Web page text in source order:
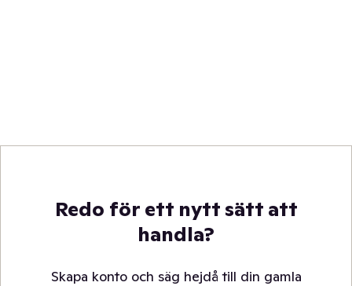
Redo för ett nytt sätt att
handla?
Skapa konto och säg hejdå till din gamla